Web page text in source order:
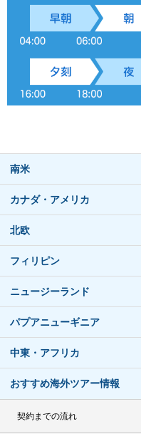
南米
カナダ・アメリカ
北欧
フィリピン
ニュージーランド
パプアニューギニア
中東・アフリカ
おすすめ海外ツアー情報
契約までの流れ